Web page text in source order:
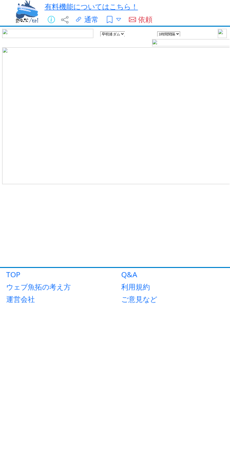
有料機能についてはこちら！
通常
依頼
TOP
Q&A
ウェブ魚拓の考え方
利用規約
運営会社
ご意見など